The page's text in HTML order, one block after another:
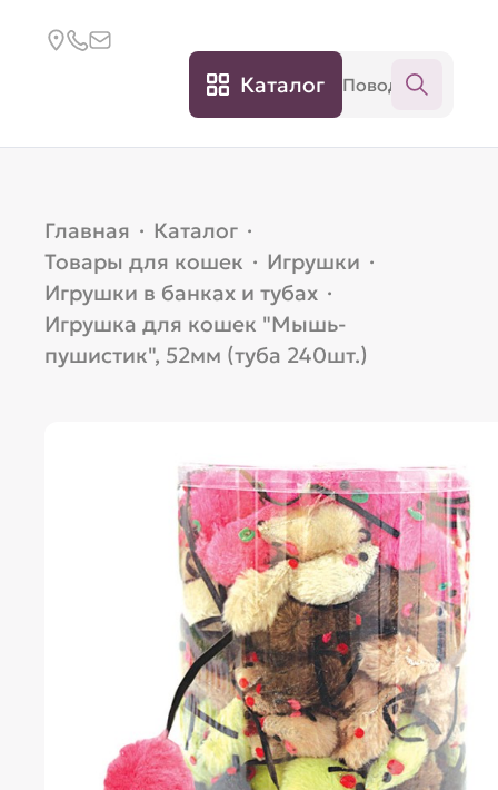
Каталог
Главная · Каталог ·
Товары для кошек · Игрушки ·
Игрушки в банках и тубах ·
Игрушка для кошек "Мышь-
пушистик", 52мм (туба 240шт.)